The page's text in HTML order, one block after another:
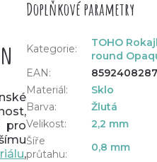
pro
,
Doplňkové parametry
Kategorie:
TOHO
round
EAN:
Materiál:
Sklo
Barva:
Žlutá
Velikost:
2,2 mm
Šíře
průtahu:
0,8 mm